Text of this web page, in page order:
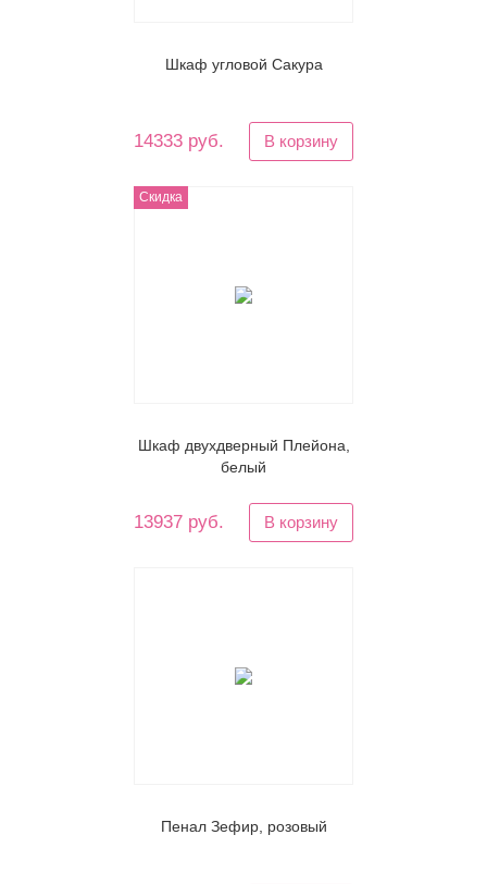
Шкаф угловой Сакура
14333 руб. В корзину
Скидка
Шкаф двухдверный Плейона,
белый
13937 руб. В корзину
Пенал Зефир, розовый